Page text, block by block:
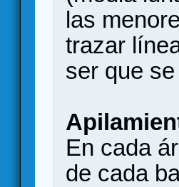
las
trazar
ser que
En cada
de cada